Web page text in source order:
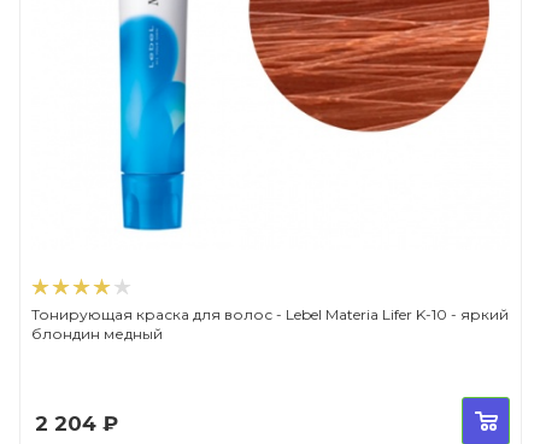
Тонирующая краска для волос - Lebel Materia Lifer K-10 - яркий
блондин медный
2 204 ₽